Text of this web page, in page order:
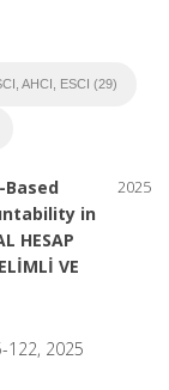
AHCI, ESCI (29)
2025
in
HESAP
VE
122, 2025